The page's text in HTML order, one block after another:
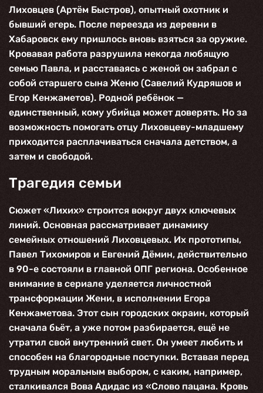
Лиховцев (Артём Быстров), опытный охотник и
бывший егерь. После переезда из деревни в
Хабаровск ему пришлось вновь взяться за оружие.
Кровавая работа разрушила некогда любящую
семью Павла, и расставаясь с женой он забрал с
собой старшего сына Женю (Савелий Кудряшов и
Егор Кенжаметов). Родной ребёнок —
единственный, кому убийца может доверять. Но за
возможность помогать отцу Лиховцеву-младшему
приходится расплачиваться сначала детством, а
затем и свободой.
Трагедия семьи
Сюжет «Лихих» строится вокруг двух ключевых
линий. Основная рассматривает динамику
семейных отношений Лиховцевых. Их прототипы,
Павел Тихомиров и Евгений Дёмин, действительно
в 90-е состояли в главной ОПГ региона. Особенное
внимание в сериале уделяется личностной
трансформации Жени, в исполнении Егора
Кенжаметова. Этот сын городских окраин, который
сначала бьёт, а уже потом разбирается, ещё не
утратил свой внутренний свет. Он умеет любить и
способен на благородные поступки. Вставая перед
трудным моральным выбором, с каким, например,
сталкивался Вова Адидас из «Слово пацана. Кровь